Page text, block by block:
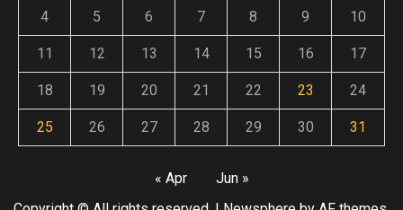
4 5 6 7 8 9 10
11 12 13 14 15 16 17
18 19 20 21 22 23 24
25 26 27 28 29 30 31
« Apr
Jun »